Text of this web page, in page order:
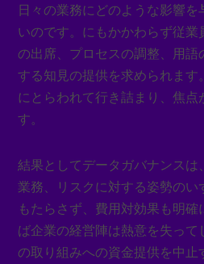
日々の業務にどのような影響
いのです。にもかかわらず従
の出席、プロセスの調整、用
する知見の提供を求められま
にとらわれて行き詰まり、焦
す。
結果としてデータガバナンス
業務、リスクに対する姿勢の
もたらさず、費用対効果も明
ば企業の経営陣は熱意を失っ
の取り組みへの資金提供を中